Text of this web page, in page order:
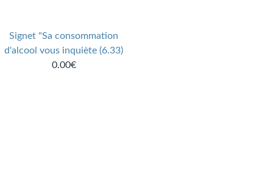
Signet "Sa consommation
d'alcool vous inquiète (6.33)
0.00€